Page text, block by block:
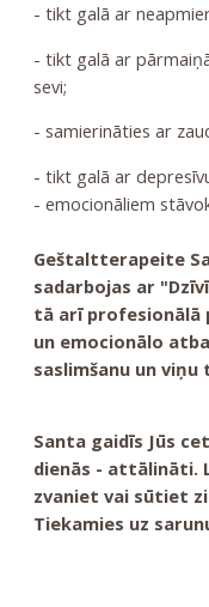
- tikt galā ar
- tikt galā ar
sevi;
- samierināties ar
- tikt galā ar
- emocionāliem
Geštaltterapeite
sadarbojas ar
tā arī profesionālā
un emocionālo
saslimšanu un viņu
Santa gaidīs Jūs
dienās - attālināti.
zvaniet vai sūtiet
Tiekamies uz